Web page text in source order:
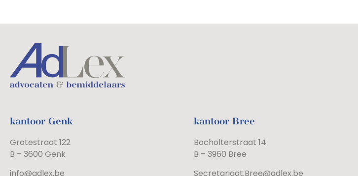
kantoor Genk
Grotestraat 122
B – 3600 Genk
info@adlex.be
kantoor Bree
Bocholterstraat 14
B – 3960 Bree
Secretariaat.Bree@adlex.be